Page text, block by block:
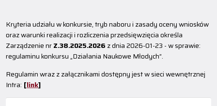
Kryteria udziału w konkursie, tryb naboru i zasady oceny wniosków
oraz warunki realizacji i rozliczenia przedsięwzięcia określa
Zarządzenie nrZ.38.2025.2026 z dnia 2026-01-23 - w sprawie:
regulaminu konkursu „Działania Naukowe Młodych”.
Regulamin wraz z załącznikami dostępny jest w sieci wewnętrznej
Intra: [link]